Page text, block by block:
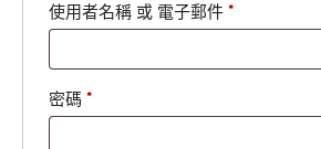
使用者名稱 或 電子郵件 *必
密碼 *必